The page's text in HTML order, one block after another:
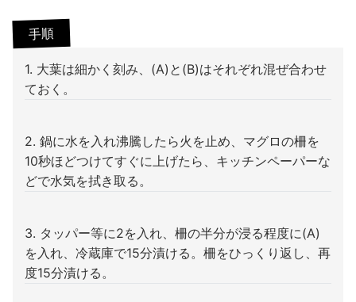
手順
1. 大葉は細かく刻み、(A)と(B)はそれぞれ混ぜ合わせ
ておく。
2. 鍋に水を入れ沸騰したら火を止め、マグロの柵を
10秒ほどつけてすぐに上げたら、キッチンペーパーな
どで水気を拭き取る。
3. タッパー等に2を入れ、柵の半分が浸る程度に(A)
を入れ、冷蔵庫で15分漬ける。柵をひっくり返し、再
度15分漬ける。